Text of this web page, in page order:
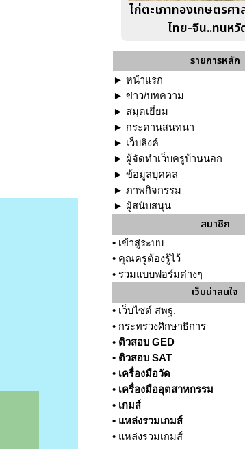
ไก่ตะเภาทองเกษตรศ
ไทย-จีน..ทนห
รายการหลัก
► หน้าแรก
► ข่าว/บทความ
► สมุดเยี่ยม
► กระดานสนทนา
► เว็บลิงค์
► ผู้จัดทำเว็บครูบ้านนอก
► ข้อมูลบุคคล
► ภาพกิจกรรม
► ผู้สนับสนุน
สมาชิก
• เข้าสู่ระบบ
• คุณครูต้องรู้ไว้
• รวมแบบฟอร์มต่างๆ
เว็บน่าสนใจ
• เว็บไซต์ สพฐ.
• กระทรวงศึกษาธิการ
• ติวสอบ GED
• ติวสอบ SAT
• เครื่องมือวัด
• เครื่องมืออุตสาหกรรม
• เกมส์
• แหล่งรวมเกมส์
• แหล่งรวมเกมส์